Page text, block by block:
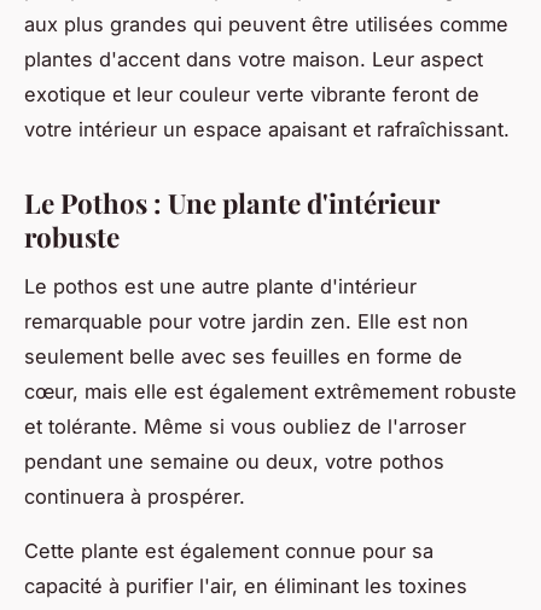
aux plus grandes qui peuvent être utilisées comme
plantes d'accent dans votre maison. Leur aspect
exotique et leur couleur verte vibrante feront de
votre intérieur un espace apaisant et rafraîchissant.
Le Pothos : Une plante d'intérieur
robuste
Le pothos est une autre plante d'intérieur
remarquable pour votre jardin zen. Elle est non
seulement belle avec ses feuilles en forme de
cœur, mais elle est également extrêmement robuste
et tolérante. Même si vous oubliez de l'arroser
pendant une semaine ou deux, votre pothos
continuera à prospérer.
Cette plante est également connue pour sa
capacité à purifier l'air, en éliminant les toxines